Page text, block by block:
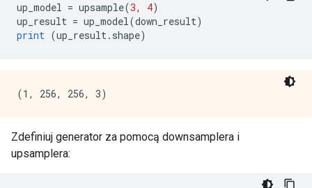
up_model = upsample(3, 4)
up_result = up_model(down_result)
print (up_result. shape)
Zdefiniuj generator za pomocą downsamplera i
upsamplera: